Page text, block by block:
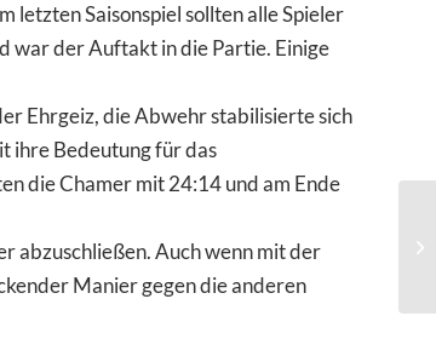
letzten Saisonspiel sollten alle Spieler
war der Auftakt in die Partie. Einige
Ehrgeiz, die Abwehr stabilisierte sich
ihre Bedeutung für das
die Chamer mit 24:14 und am Ende
abzuschließen. Auch wenn mit der
Manier gegen die anderen